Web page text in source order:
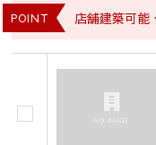
POINT 店舗建築可能